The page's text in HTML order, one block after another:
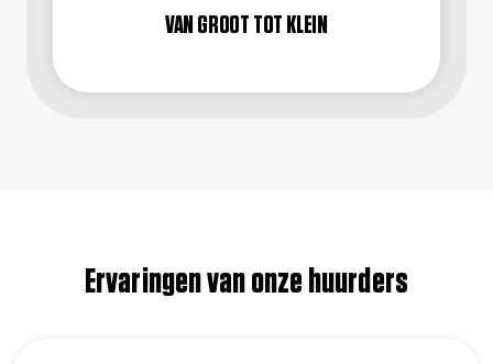
VAN GROOT TOT KLEIN
Ervaringen van onze huurders